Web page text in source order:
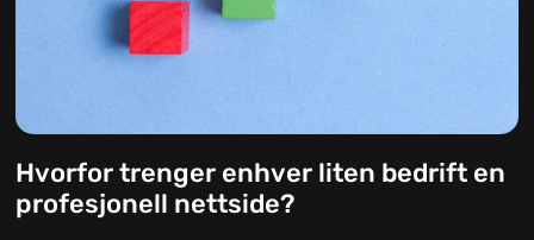
Hvorfor trenger enhver liten bedrift en
profesjonell nettside?